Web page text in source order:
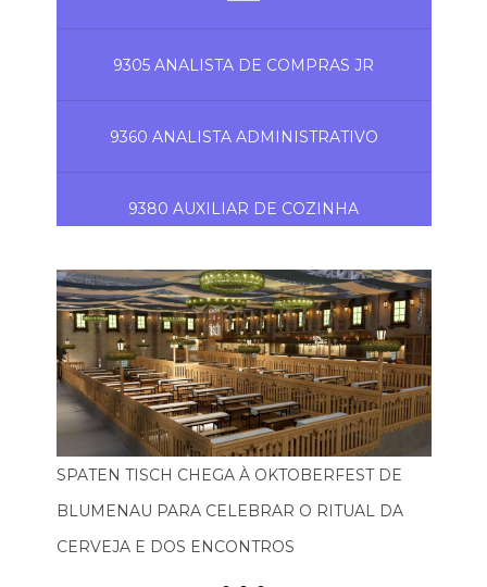
9305 ANALISTA DE COMPRAS JR
9360 ANALISTA ADMINISTRATIVO
9380 AUXILIAR DE COZINHA
SPATEN TISCH CHEGA À OKTOBERFEST DE
BLUMENAU PARA CELEBRAR O RITUAL DA
CERVEJA E DOS ENCONTROS